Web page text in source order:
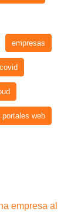
empresas
covid
portales web
empresa al